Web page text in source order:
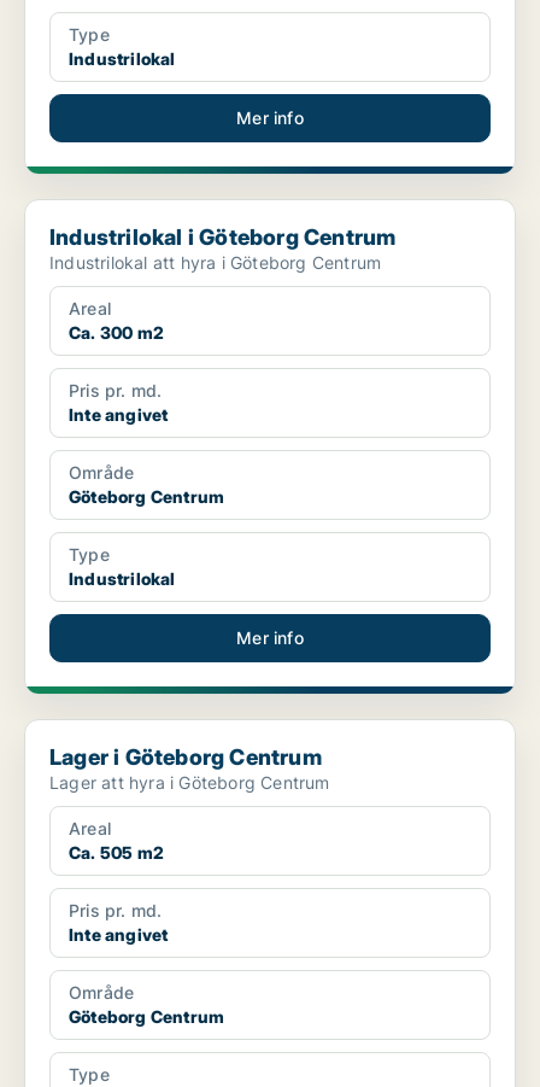
Type
Industrilokal
Mer info
Industrilokal i Göteborg Centrum
Industrilokal i Göteborg Centrum
Industrilokal att hyra i Göteborg Centrum
Areal
Ca. 300 m2
Pris pr. md.
Inte angivet
Område
Göteborg Centrum
Type
Industrilokal
Mer info
Lager i Göteborg Centrum
Lager i Göteborg Centrum
Lager att hyra i Göteborg Centrum
Areal
Ca. 505 m2
Pris pr. md.
Inte angivet
Område
Göteborg Centrum
Type